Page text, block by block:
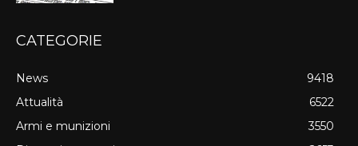
CATEGORIE
News
9418
Attualità
6522
Armi e munizioni
3550